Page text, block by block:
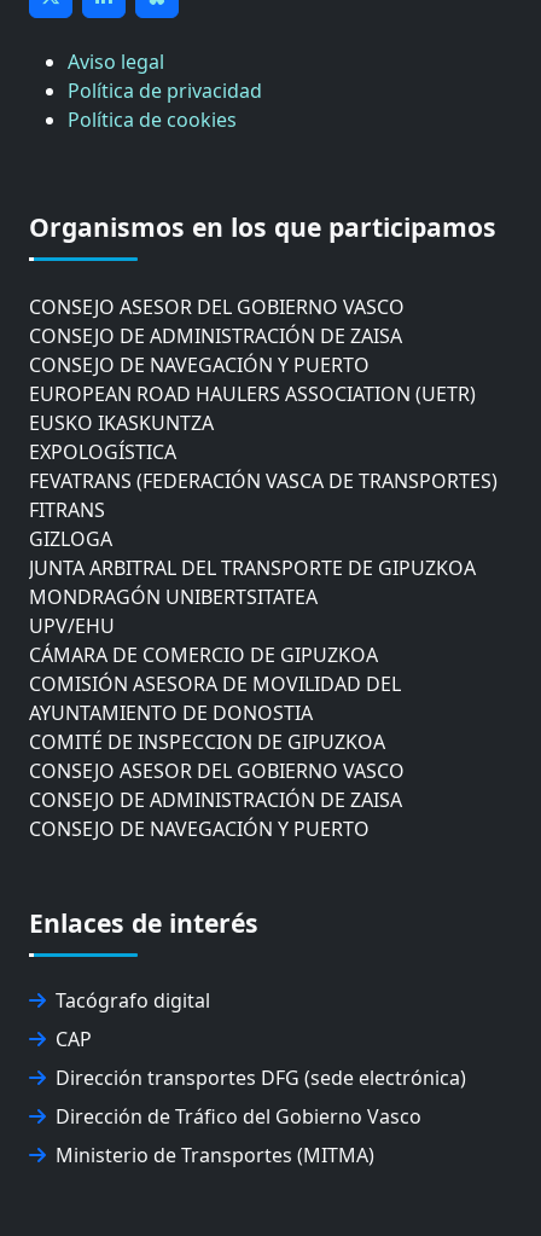
Aviso legal
Política de privacidad
Política de cookies
Organismos en los que participamos
COMISIÓN ASESORA DE MOVILIDAD DEL
AYUNTAMIENTO DE DONOSTIA
CONSEJO ASESOR DEL GOBIERNO VASCO
CONSEJO DE ADMINISTRACIÓN DE ZAISA
CONSEJO DE NAVEGACIÓN Y PUERTO
EUROPEAN ROAD HAULERS ASSOCIATION (UETR)
EUSKO IKASKUNTZA
EXPOLOGÍSTICA
FEVATRANS (FEDERACIÓN VASCA DE TRANSPORTES)
FITRANS
GIZLOGA
JUNTA ARBITRAL DEL TRANSPORTE DE GIPUZKOA
MONDRAGÓN UNIBERTSITATEA
UPV/EHU
CÁMARA DE COMERCIO DE GIPUZKOA
COMISIÓN ASESORA DE MOVILIDAD DEL
AYUNTAMIENTO DE DONOSTIA
COMITÉ DE INSPECCION DE GIPUZKOA
CONSEJO ASESOR DEL GOBIERNO VASCO
CONSEJO DE ADMINISTRACIÓN DE ZAISA
CONSEJO DE NAVEGACIÓN Y PUERTO
EXPOLOGÍSTICA
FEVATRANS (FEDERACIÓN VASCA DE TRANSPORTES)
GIZLOGA
JUNTA ARBITRAL DEL TRANSPORTE DE GIPUZKOA
MONDRAGÓN UNIBERTSITATEA
UPV/EHU
Enlaces de interés
Tacógrafo digital
CAP
Dirección transportes DFG (sede electrónica)
Dirección de Tráfico del Gobierno Vasco
Ministerio de Transportes (MITMA)